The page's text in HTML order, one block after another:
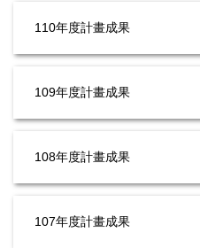
110年度計畫成果
109年度計畫成果
108年度計畫成果
107年度計畫成果